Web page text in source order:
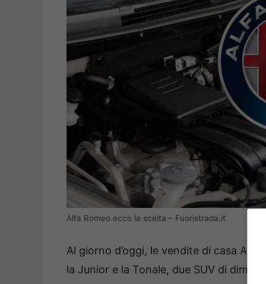
Alfa Romeo ecco la scelta – Fuoristrada.it
Al giorno d’oggi, le vendite di casa
la Junior e la Tonale, due SUV di